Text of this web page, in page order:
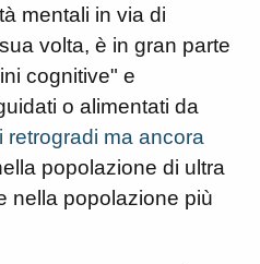
mentali in via di
volta, è in gran parte
cognitive" e
o alimentati da
retrogradi ma ancora
popolazione di ultra
nella popolazione più